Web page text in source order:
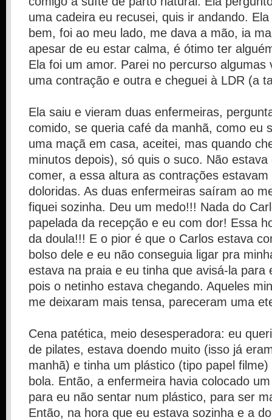
uma cadeira eu recusei, quis ir andando.
bem, foi ao meu lado, me dava a mão, ia
apesar de eu estar calma, é ótimo ter
Ela foi um amor. Parei no percurso algumas
uma contração e outra e cheguei à LDR (a
Ela saiu e vieram duas enfermeiras,
comido, se queria café da manhã, como eu
uma maçã em casa, aceitei, mas quando
minutos depois), só quis o suco. Não estava
comer, a essa altura as contrações
doloridas. As duas enfermeiras saíram ao
fiquei sozinha. Deu um medo!!! Nada do
papelada da recepção e eu com dor! Essa
da doula!!! E o pior é que o Carlos estava
bolso dele e eu não conseguia ligar pra
estava na praia e eu tinha que avisá-la para
pois o netinho estava chegando. Aqueles
me deixaram mais tensa, pareceram uma
Cena patética, meio desesperadora: eu
de pilates, estava doendo muito (isso já
manhã) e tinha um plástico (tipo papel filme)
bola. Então, a enfermeira havia colocado
para eu não sentar num plástico, para ser
Então, na hora que eu estava sozinha e a